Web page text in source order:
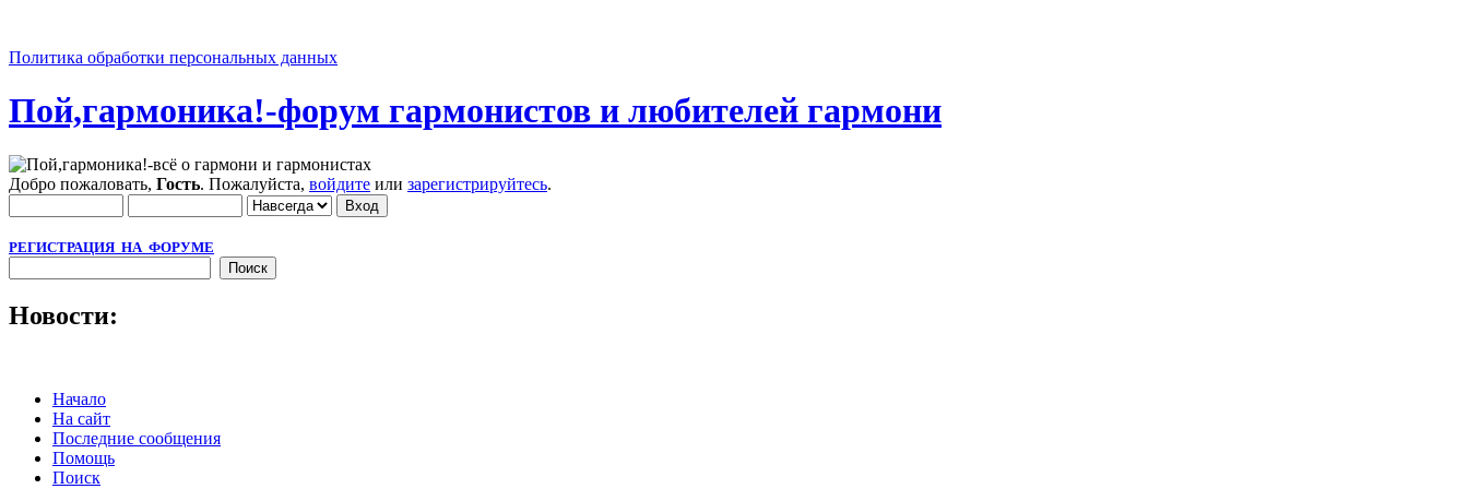
Политика обработки персональных данных
Пой,гармоника!-форум гармонистов и любителей гармони
Добро пожаловать, Гость. Пожалуйста, войдите или зарегистрируйтесь.
РЕГИСТРАЦИЯ НА ФОРУМЕ
Новости:
Начало
На сайт
Последние сообщения
Помощь
Поиск